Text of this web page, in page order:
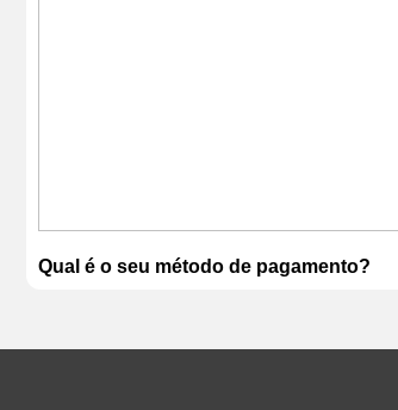
Qual é o seu método de pagamento?